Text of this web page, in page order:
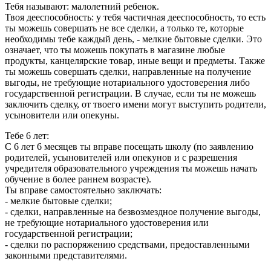
Тебя называют: малолетний ребенок.
Твоя дееспособность: у тебя частичная дееспособность, то есть
ты можешь совершать не все сделки, а только те, которые
необходимы тебе каждый день, - мелкие бытовые сделки. Это
означает, что ты можешь покупать в магазине любые
продукты, канцелярские товар, иные вещи и предметы. Также
ты можешь совершать сделки, направленные на получение
выгоды, не требующие нотариального удостоверения либо
государственной регистрации. В случае, если ты не можешь
заключить сделку, от твоего имени могут выступить родители,
усыновители или опекуны.
Тебе 6 лет:
С 6 лет 6 месяцев ты вправе посещать школу (по заявлению
родителей, усыновителей или опекунов и с разрешения
учредителя образовательного учреждения ты можешь начать
обучение в более раннем возрасте).
Ты вправе самостоятельно заключать:
- мелкие бытовые сделки;
- сделки, направленные на безвозмездное получение выгоды,
не требующие нотариального удостоверения или
государственной регистрации;
- сделки по распоряжению средствами, предоставленными
законными представителями.